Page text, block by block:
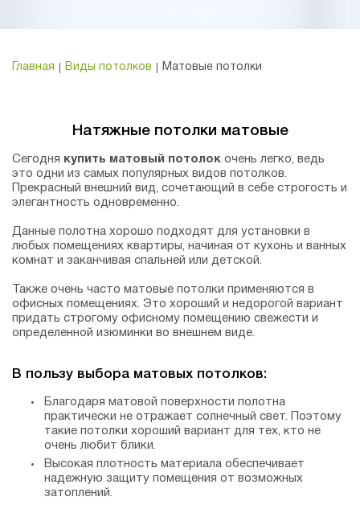
Главная Виды потолков Матовые потолки
Натяжные потолки матовые
Сегодня купить матовый потолок очень легко, ведь
это одни из самых популярных видов потолков.
Прекрасный внешний вид, сочетающий в себе строгость и
элегантность одновременно.
Данные полотна хорошо подходят для установки в
любых помещениях квартиры, начиная от кухонь и ванных
комнат и заканчивая спальней или детской.
Также очень часто матовые потолки применяются в
офисных помещениях. Это хороший и недорогой вариант
придать строгому офисному помещению свежести и
определенной изюминки во внешнем виде.
В пользу выбора матовых потолков:
Благодаря матовой поверхности полотна
практически не отражает солнечный свет. Поэтому
такие потолки хороший вариант для тех, кто не
очень любит блики.
Высокая плотность материала обеспечивает
надежную защиту помещения от возможных
затоплений.